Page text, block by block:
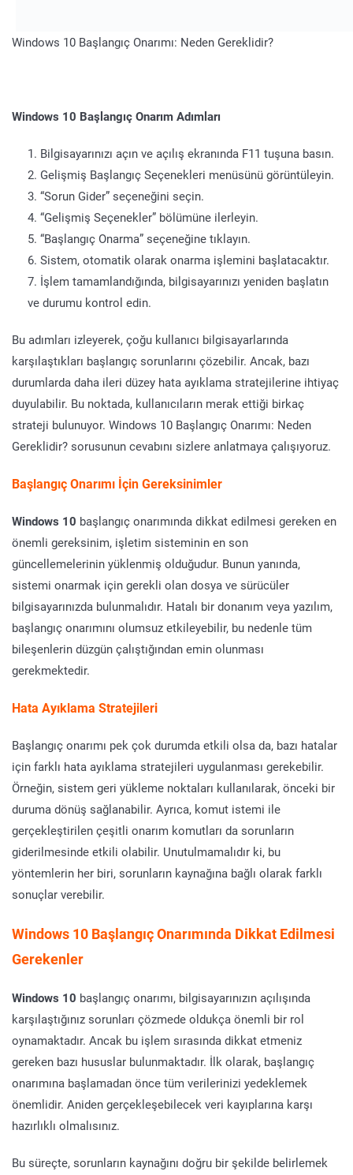
Windows 10 Başlangıç Onarımı: Neden Gereklidir?
Windows 10 Başlangıç Onarım Adımları
Bilgisayarınızı açın ve açılış ekranında F11 tuşuna basın.
Gelişmiş Başlangıç Seçenekleri menüsünü görüntüleyin.
“Sorun Gider” seçeneğini seçin.
“Gelişmiş Seçenekler” bölümüne ilerleyin.
“Başlangıç Onarma” seçeneğine tıklayın.
Sistem, otomatik olarak onarma işlemini başlatacaktır.
İşlem tamamlandığında, bilgisayarınızı yeniden başlatın
ve durumu kontrol edin.
Bu adımları izleyerek, çoğu kullanıcı bilgisayarlarında
karşılaştıkları başlangıç sorunlarını çözebilir. Ancak, bazı
durumlarda daha ileri düzey hata ayıklama stratejilerine ihtiyaç
duyulabilir. Bu noktada, kullanıcıların merak ettiği birkaç
strateji bulunuyor. Windows 10 Başlangıç Onarımı: Neden
Gereklidir? sorusunun cevabını sizlere anlatmaya çalışıyoruz.
Başlangıç Onarımı İçin Gereksinimler
Windows 10 başlangıç onarımında dikkat edilmesi gereken en
önemli gereksinim, işletim sisteminin en son
güncellemelerinin yüklenmiş olduğudur. Bunun yanında,
sistemi onarmak için gerekli olan dosya ve sürücüler
bilgisayarınızda bulunmalıdır. Hatalı bir donanım veya yazılım,
başlangıç onarımını olumsuz etkileyebilir, bu nedenle tüm
bileşenlerin düzgün çalıştığından emin olunması
gerekmektedir.
Hata Ayıklama Stratejileri
Başlangıç onarımı pek çok durumda etkili olsa da, bazı hatalar
için farklı hata ayıklama stratejileri uygulanması gerekebilir.
Örneğin, sistem geri yükleme noktaları kullanılarak, önceki bir
duruma dönüş sağlanabilir. Ayrıca, komut istemi ile
gerçekleştirilen çeşitli onarım komutları da sorunların
giderilmesinde etkili olabilir. Unutulmamalıdır ki, bu
yöntemlerin her biri, sorunların kaynağına bağlı olarak farklı
sonuçlar verebilir.
Windows 10 Başlangıç Onarımında Dikkat Edilmesi
Gerekenler
Windows 10 başlangıç onarımı, bilgisayarınızın açılışında
karşılaştığınız sorunları çözmede oldukça önemli bir rol
oynamaktadır. Ancak bu işlem sırasında dikkat etmeniz
gereken bazı hususlar bulunmaktadır. İlk olarak, başlangıç
onarımına başlamadan önce tüm verilerinizi yedeklemek
önemlidir. Aniden gerçekleşebilecek veri kayıplarına karşı
hazırlıklı olmalısınız.
Bu süreçte, sorunların kaynağını doğru bir şekilde belirlemek